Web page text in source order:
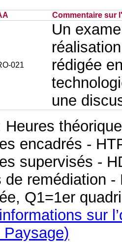
Commentaire sur
021
Un
rédigée
une
Heures
encadrés -
supervisés -
de remédiation
Q1=1er
sur
Paysage)